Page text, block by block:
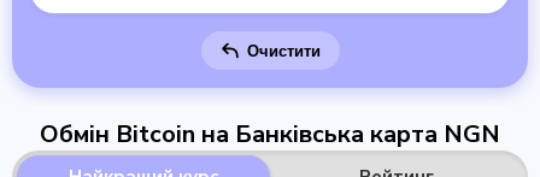
Очистити
Обмін Bitcoin на Банківська карта NGN